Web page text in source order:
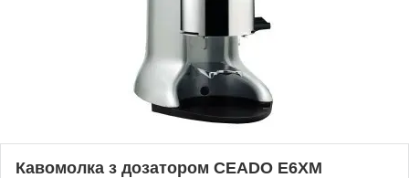
Кавомолка з дозатором CEADO E6XM